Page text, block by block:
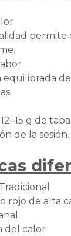
permite
equilibrada
g de
de la sesión.
rojo de alta
del calor